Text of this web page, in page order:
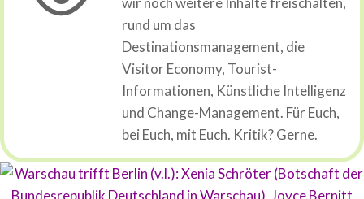
rund um das
Destinationsmanagement, die
Visitor Economy, Tourist-
Informationen, Künstliche Intelligenz
und Change-Management. Für Euch,
bei Euch, mit Euch. Kritik? Gerne.